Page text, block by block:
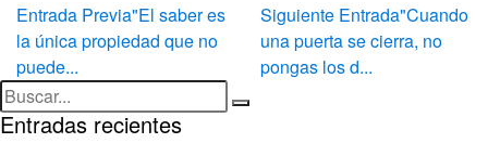
Entrada Previa"El saber es
la única propiedad que no
puede...
Siguiente Entrada"Cuando
una puerta se cierra, no
pongas los d...
Entradas recientes